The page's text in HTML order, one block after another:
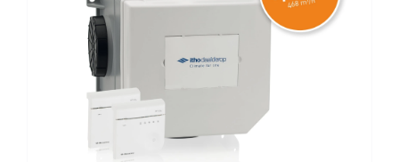
Accessoires
Installatiemateriaal
Klimaatbeheersing
Tegels